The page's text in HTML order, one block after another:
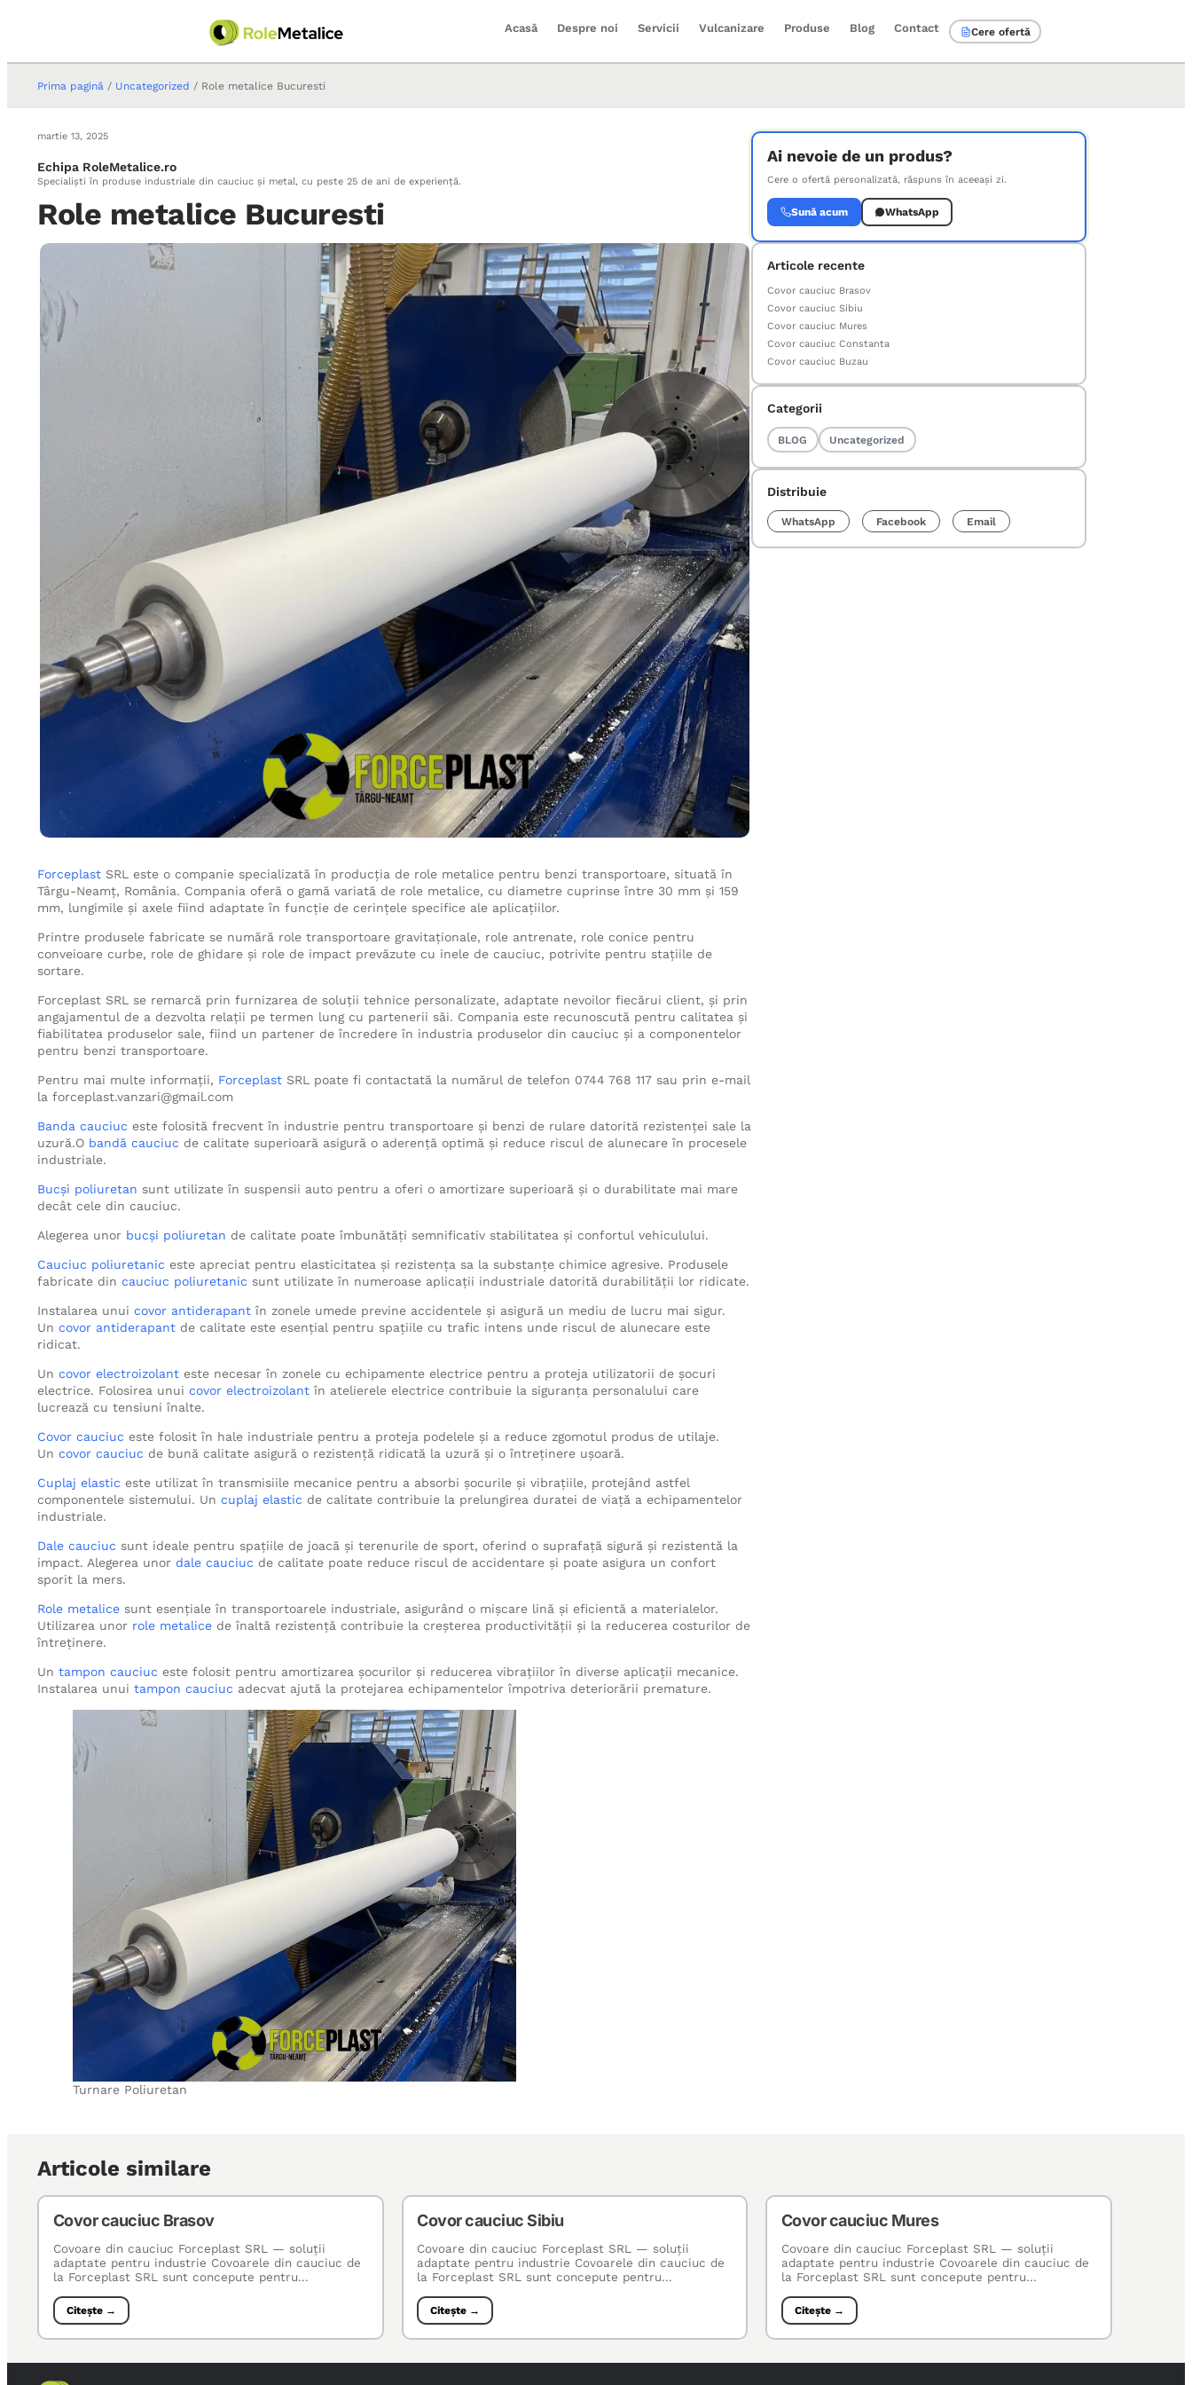
Acasă Despre noi Servicii Vulcanizare Produse Blog Contact Cere ofertă
Prima pagină / Uncategorized / Role metalice Bucuresti
martie 13, 2025
Echipa RoleMetalice.ro
Specialiști în produse industriale din cauciuc și metal, cu peste 25 de ani de experiență.
Role metalice Bucuresti
Forceplast SRL este o companie specializată în producția de role metalice pentru benzi transportoare, situată în
Târgu-Neamț, România. Compania oferă o gamă variată de role metalice, cu diametre cuprinse între 30 mm și 159
mm, lungimile și axele fiind adaptate în funcție de cerințele specifice ale aplicațiilor.
Printre produsele fabricate se numără role transportoare gravitaționale, role antrenate, role conice pentru
conveioare curbe, role de ghidare și role de impact prevăzute cu inele de cauciuc, potrivite pentru stațiile de
sortare.
Forceplast SRL se remarcă prin furnizarea de soluții tehnice personalizate, adaptate nevoilor fiecărui client, și prin
angajamentul de a dezvolta relații pe termen lung cu partenerii săi. Compania este recunoscută pentru calitatea și
fiabilitatea produselor sale, fiind un partener de încredere în industria produselor din cauciuc și a componentelor
pentru benzi transportoare.
Pentru mai multe informații, Forceplast SRL poate fi contactată la numărul de telefon 0744 768 117 sau prin e-mail
la forceplast.vanzari@gmail.com
Banda cauciuc este folosită frecvent în industrie pentru transportoare și benzi de rulare datorită rezistenței sale la
uzură.O bandă cauciuc de calitate superioară asigură o aderență optimă și reduce riscul de alunecare în procesele
industriale.
Bucși poliuretan sunt utilizate în suspensii auto pentru a oferi o amortizare superioară și o durabilitate mai mare
decât cele din cauciuc.
Alegerea unor bucși poliuretan de calitate poate îmbunătăți semnificativ stabilitatea și confortul vehiculului.
Cauciuc poliuretanic este apreciat pentru elasticitatea și rezistența sa la substanțe chimice agresive. Produsele
fabricate din cauciuc poliuretanic sunt utilizate în numeroase aplicații industriale datorită durabilității lor ridicate.
Instalarea unui covor antiderapant în zonele umede previne accidentele și asigură un mediu de lucru mai sigur.
Un covor antiderapant de calitate este esențial pentru spațiile cu trafic intens unde riscul de alunecare este
ridicat.
Un covor electroizolant este necesar în zonele cu echipamente electrice pentru a proteja utilizatorii de șocuri
electrice. Folosirea unui covor electroizolant în atelierele electrice contribuie la siguranța personalului care
lucrează cu tensiuni înalte.
Covor cauciuc este folosit în hale industriale pentru a proteja podelele și a reduce zgomotul produs de utilaje.
Un covor cauciuc de bună calitate asigură o rezistență ridicată la uzură și o întreținere ușoară.
Cuplaj elastic este utilizat în transmisiile mecanice pentru a absorbi șocurile și vibrațiile, protejând astfel
componentele sistemului. Un cuplaj elastic de calitate contribuie la prelungirea duratei de viață a echipamentelor
industriale.
Dale cauciuc sunt ideale pentru spațiile de joacă și terenurile de sport, oferind o suprafață sigură și rezistentă la
impact. Alegerea unor dale cauciuc de calitate poate reduce riscul de accidentare și poate asigura un confort
sporit la mers.
Role metalice sunt esențiale în transportoarele industriale, asigurând o mișcare lină și eficientă a materialelor.
Utilizarea unor role metalice de înaltă rezistență contribuie la creșterea productivității și la reducerea costurilor de
întreținere.
Un tampon cauciuc este folosit pentru amortizarea șocurilor și reducerea vibrațiilor în diverse aplicații mecanice.
Instalarea unui tampon cauciuc adecvat ajută la protejarea echipamentelor împotriva deteriorării premature.
Turnare Poliuretan
Ai nevoie de un produs?
Cere o ofertă personalizată, răspuns în aceeași zi.
Sună acum WhatsApp
Articole recente
Covor cauciuc Brasov
Covor cauciuc Sibiu
Covor cauciuc Mures
Covor cauciuc Constanta
Covor cauciuc Buzau
Categorii
BLOG Uncategorized
Distribuie
WhatsApp Facebook Email
Articole similare
Covor cauciuc Brasov
Covoare din cauciuc Forceplast SRL — soluţii
adaptate pentru industrie Covoarele din cauciuc de
la Forceplast SRL sunt concepute pentru...
Citește →
Covor cauciuc Sibiu
Covoare din cauciuc Forceplast SRL — soluţii
adaptate pentru industrie Covoarele din cauciuc de
la Forceplast SRL sunt concepute pentru...
Citește →
Covor cauciuc Mures
Covoare din cauciuc Forceplast SRL — soluţii
adaptate pentru industrie Covoarele din cauciuc de
la Forceplast SRL sunt concepute pentru...
Citește →